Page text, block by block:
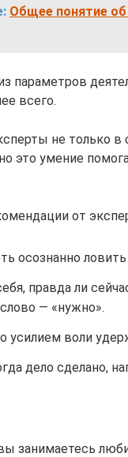
Общее понятие
параметров
всего.
не только в
это умение
от
осознанно
правда ли
— «нужно».
усилием воли
дело сделано,
занимаетесь